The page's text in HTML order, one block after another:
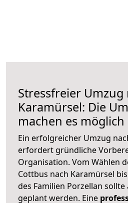
Stressfreier Umzug
Karamürsel: Die
machen es möglich
Ein erfolgreicher Umzug
erfordert gründliche
Organisation. Vom Wählen
Cottbus nach Karamürsel
des Familien Porzellan
geplant werden. Eine